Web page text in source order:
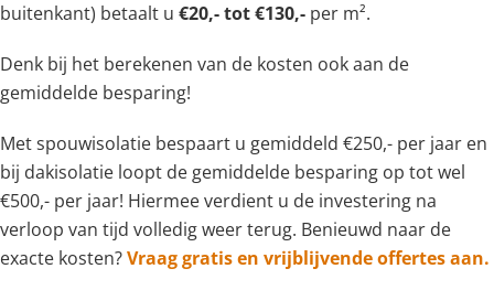
buitenkant) betaalt u €20,- tot €130,- per m².
Denk bij het berekenen van de kosten ook aan de
gemiddelde besparing!
Met spouwisolatie bespaart u gemiddeld €250,- per jaar en
bij dakisolatie loopt de gemiddelde besparing op tot wel
€500,- per jaar! Hiermee verdient u de investering na
verloop van tijd volledig weer terug. Benieuwd naar de
exacte kosten?Vraag gratis en vrijblijvende offertes aan.